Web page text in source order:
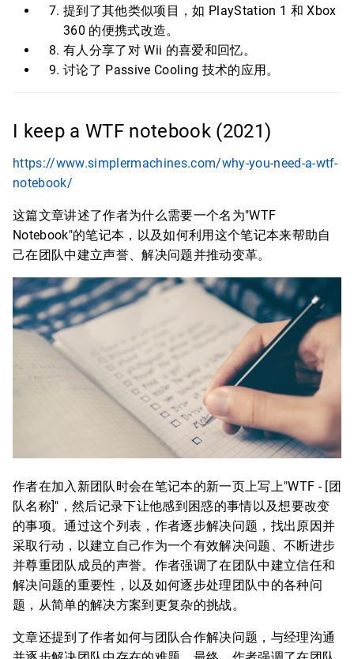
提到了其他类似项目，如 PlayStation 1 和 Xbox
360 的便携式改造。
有人分享了对 Wii 的喜爱和回忆。
讨论了 Passive Cooling 技术的应用。
I keep a WTF notebook (2021)
https://www.simplermachines.com/why-you-need-a-wtf-
notebook/
这篇文章讲述了作者为什么需要一个名为"WTF
Notebook"的笔记本，以及如何利用这个笔记本来帮助自
己在团队中建立声誉、解决问题并推动变革。
作者在加入新团队时会在笔记本的新一页上写上"WTF - [团
队名称]"，然后记录下让他感到困惑的事情以及想要改变
的事项。通过这个列表，作者逐步解决问题，找出原因并
采取行动，以建立自己作为一个有效解决问题、不断进步
并尊重团队成员的声誉。作者强调了在团队中建立信任和
解决问题的重要性，以及如何逐步处理团队中的各种问
题，从简单的解决方案到更复杂的挑战。
文章还提到了作者如何与团队合作解决问题，与经理沟通